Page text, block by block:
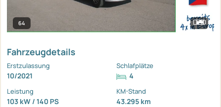
64
Fahrzeugdetails
Erstzulassung
10/2021
Schlafplätze
4
Leistung
103 kW / 140 PS
KM-Stand
43.295 km